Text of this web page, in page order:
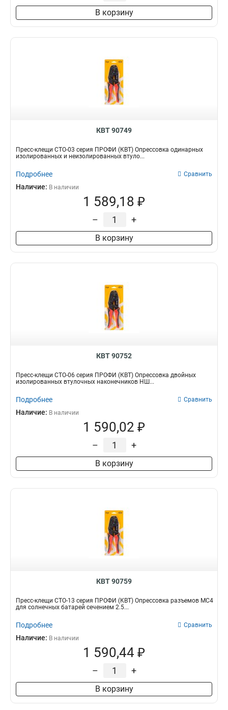
В корзину
КВТ 90749
Пресс-клещи СТО-03 серия ПРОФИ (КВТ) Опрессовка одинарных
изолированных и неизолированных втуло...
Подробнее Сравнить
Наличие: В наличии
1 589,18 ₽
– +
В корзину
КВТ 90752
Пресс-клещи СТО-06 серия ПРОФИ (КВТ) Опрессовка двойных
изолированных втулочных наконечников НШ...
Подробнее Сравнить
Наличие: В наличии
1 590,02 ₽
– +
В корзину
КВТ 90759
Пресс-клещи СТО-13 серия ПРОФИ (КВТ) Опрессовка разъемов MC4
для солнечных батарей сечением 2.5...
Подробнее Сравнить
Наличие: В наличии
1 590,44 ₽
– +
В корзину